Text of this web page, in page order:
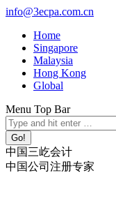
跳
info@3ecpa.com.cn
Home
Singapore
Malaysia
Hong Kong
Global
Menu Top Bar
X
page
opens
in
new
YouTube
page
opens
in
new
Linkedin
page
opens
in
new
Instagram
page
opens
in
new
Search:
中国三屹会计
中国公司注册专家